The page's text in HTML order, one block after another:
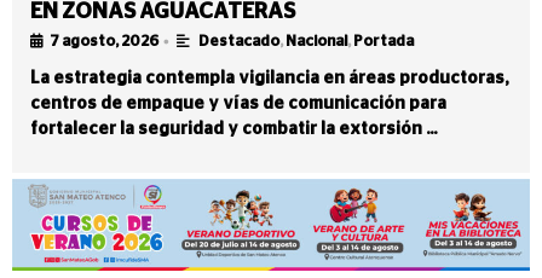
EN ZONAS AGUACATERAS
7 agosto, 2026 • Destacado, Nacional , Portada
La estrategia contempla vigilancia en áreas productoras,
centros de empaque y vías de comunicación para
fortalecer la seguridad y combatir la extorsión …